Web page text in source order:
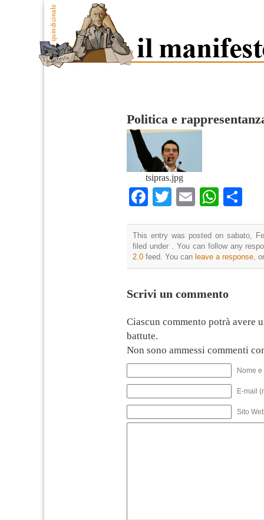
Politica e
tsipras.jpg
Facebook
TwitterEmail
This entry was posted on sabato,
filed under . You can follow any
2.0 feed. You can leave a response,
Scrivi un commento
Ciascun commento potrà avere
battute.
Non sono ammessi commenti
Nome
E-mail
Sito